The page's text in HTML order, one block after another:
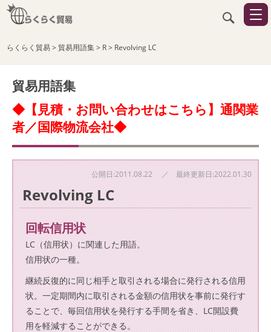
らくらく貿易> 貿易用語集> R> Revolving LC
貿易用語集
◆【見積・お問い合わせはこちら】通関業
者／国際物流会社◆
公開日:2011.08.22 ／ 最終更新日:2022.01.30
Revolving LC
回転信用状
LC（信用状）に関連した用語。
信用状の一種。
継続反復的に同じ相手と取引される場合に発行される信用
状。一定期間内に取引される金額の信用状を事前に発行す
ることで、毎回信用状を発行する手間を省き、LC開設費
用を軽減することができる。